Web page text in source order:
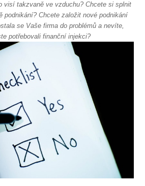
visí takzvaně ve vzduchu? Chcete si splnit
podnikání? Chcete založit nové podnikání
se Vaše firma do problémů a nevíte,
potřebovali finanční injekci?